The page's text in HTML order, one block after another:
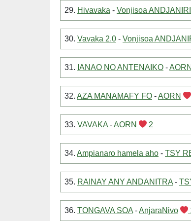
29. Hivavaka - Vonjisoa
30. Vavaka 2.0 - Vonjisoa
31. IANAO NO ANTENAIKO -AORN
32. AZA MANAMAFY FO -AORN
33. VAVAKA -AORN 2
34. Ampianaro hamela aho - TSY
35. RAINAY ANY ANDANITRA -
36. TONGAVA SOA -AnjaraNivo